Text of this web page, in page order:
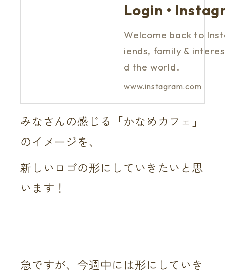
Login •
Welcome back to
iends, family &
d the world.
www.instagram.com
みなさんの感じる「かなめカフェ」
のイメージを、
新しいロゴの形にしていきたいと思
います！
急ですが、今週中には形にしていき